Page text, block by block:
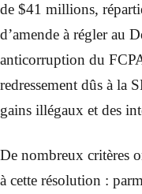
de $41 millions,
d’amende à régler au
anticorruption du
redressement dûs à la
gains illégaux et des
De nombreux critères
à cette résolution :